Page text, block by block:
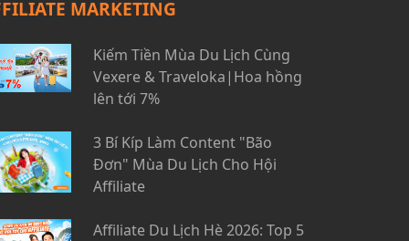
MARKETING
Kiếm Tiền Mùa Du Lịch Cùng
Vexere & Traveloka|Hoa hồng
lên tới 7%
3 Bí Kíp Làm Content "Bão
Đơn" Mùa Du Lịch Cho Hội
Affiliate
Affiliate Du Lịch Hè 2026: Top 5